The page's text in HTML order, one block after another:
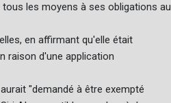
les moyens à ses obligations au
en affirmant qu'elle était
raison d'une application
"demandé à être exempté